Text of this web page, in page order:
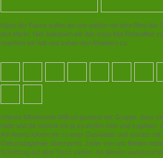
Nach der Pause trafen wir uns wieder mit dem Rest der
den Markt. Hier bekamen wir das erste Mal Rohkaffee
machten wir halt und sahen den Arbeitern zu.
Unsere Mitreisende Wiltrud gestand der Gruppe, dass
hätte und da musste ich ja so ehrlich sein und zugeben,
Am Abend fuhren wir zu einer Gaststätte und wurden mit
Geburtstagsfeier überrascht. Jeder von uns Beiden
Schriftzug auf dem Tisch stehen. An diesem